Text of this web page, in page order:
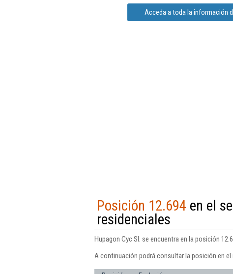
Acceda a toda la información
Posición 12.694 en el
residenciales
Hupagon Cyc Sl. se encuentra en la posición
A continuación podrá consultar la posición en